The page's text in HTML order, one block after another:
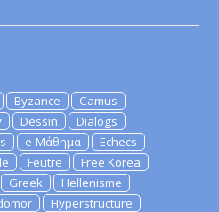
Byzance
Camus
Dessin
Dialogs
e-Μάθημα
Echecs
Feutre
Free Korea
Greek
Hellenisme
Hyperstructure